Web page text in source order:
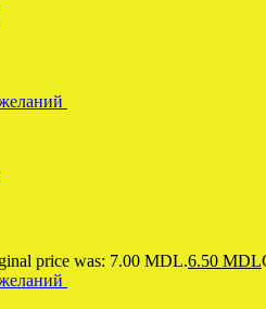
price was: 7.00 MDL.6.50 MDL